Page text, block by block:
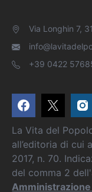
Via Longhin 7,
+39 0422
La Vita del
all’editoria di cui
2017, n. 70.
del comma 2